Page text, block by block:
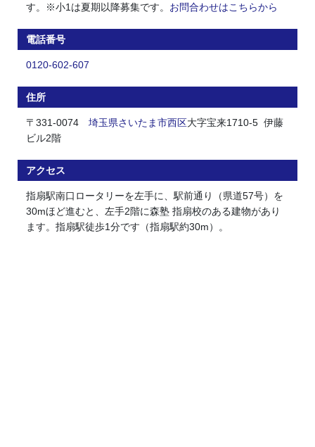
す。※小1は夏期以降募集です。 お問合わせはこちらから
電話番号
0120-602-607
住所
〒331-0074 埼玉県さいたま市西区大字宝来1710-5 伊藤
ビル2階
アクセス
指扇駅南口ロータリーを左手に、駅前通り（県道57号）を
30mほど進むと、左手2階に森塾 指扇校のある建物があり
ます。指扇駅徒歩1分です（指扇駅約30m）。